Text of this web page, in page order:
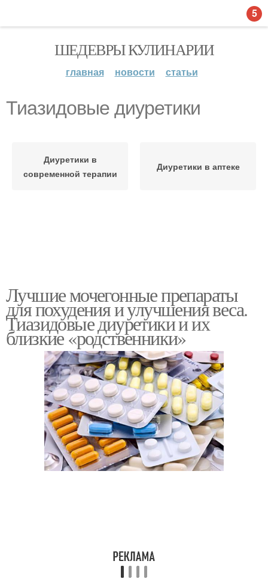
ШЕДЕВРЫ КУЛИНАРИИ
главная новости статьи
Тиазидовые диуретики
Диуретики в
современной терапии
Диуретики в аптеке
Лучшие мочегонные препараты
для похудения и улучшения веса.
Тиазидовые диуретики и их
близкие «родственники»
5